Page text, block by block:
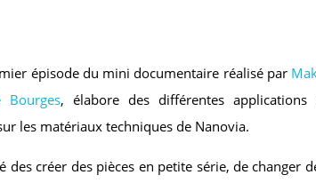
épisode du mini documentaire réalisé par
Bourges, élabore des différentes
les matériaux techniques de Nanovia.
des créer des pièces en petite série, de changer